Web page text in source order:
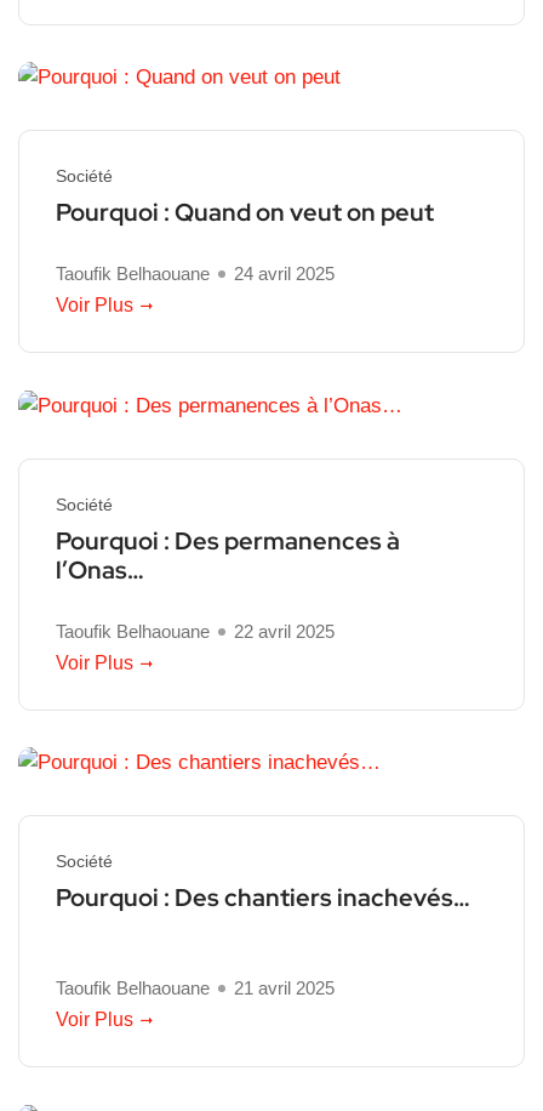
Société
Pourquoi : Quand on veut on peut
Taoufik Belhaouane
24 avril 2025
Voir Plus
Société
Pourquoi : Des permanences à
l’Onas…
Taoufik Belhaouane
22 avril 2025
Voir Plus
Société
Pourquoi : Des chantiers inachevés…
Taoufik Belhaouane
21 avril 2025
Voir Plus